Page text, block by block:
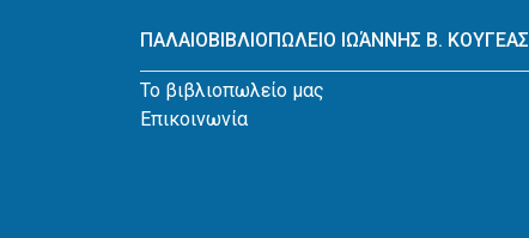
ΠΑΛΑΙΟΒΙΒΛΙΟΠΩΛΕΙΟ ΙΩΆΝΝΗΣ Β. ΚΟΥΓΕΑΣ
Το βιβλιοπωλείο μας
Επικοινωνία